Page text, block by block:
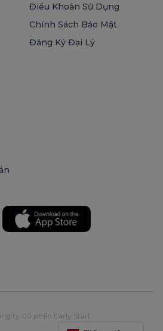
Điều Khoản Sử Dụng
Chính Sách Bảo Mật
Đăng Ký Đại Lý
ty Cổ phần Early Start